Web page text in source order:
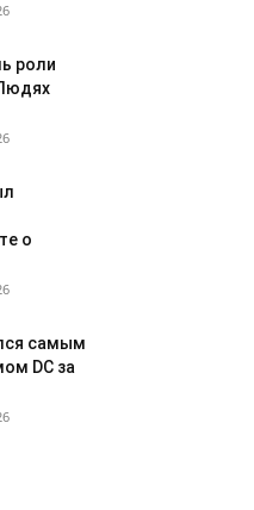
роли
о
самым
DC за